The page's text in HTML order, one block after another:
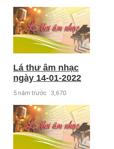
Lá thư âm nhạc
ngày 14-01-2022
5 năm trước 3,670